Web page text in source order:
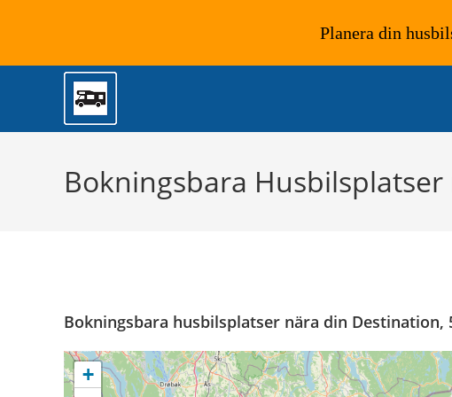
Bokningsbara
Bokningsbara husbilsplatser nära din Destination,
+
Planera din